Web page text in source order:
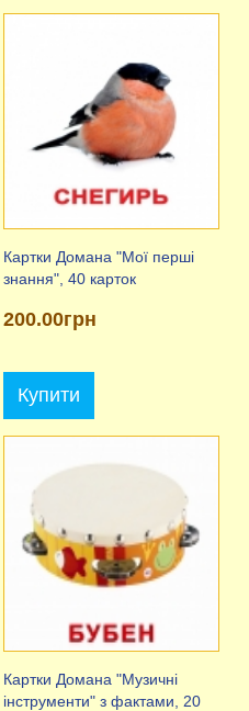
Картки Домана "Мої перші
знання", 40 карток
200.00грн
Купити
Картки Домана "Музичні
інструменти" з фактами, 20